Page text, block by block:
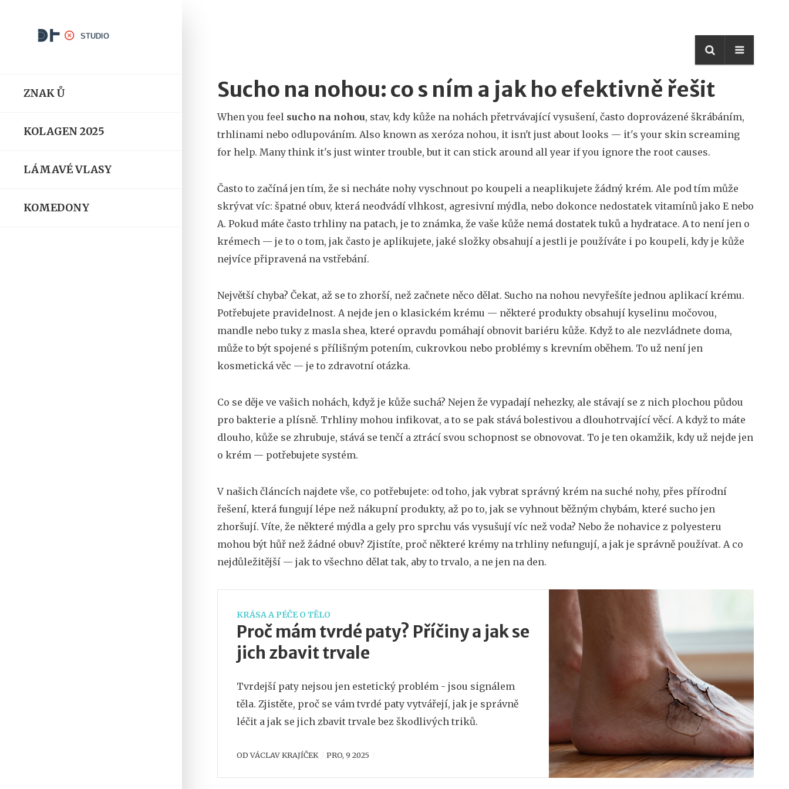
ZNAK Ů
KOLAGEN 2025
LÁMAVÉ VLASY
KOMEDONY
Sucho na nohou: co s ním a jak ho efektivně řešit
When you feel sucho na nohou, stav, kdy kůže na nohách přetrvávající vysušení, často doprovázené škrábáním,
trhlinami nebo odlupováním. Also known as xeróza nohou, it isn't just about looks — it's your skin screaming
for help. Many think it's just winter trouble, but it can stick around all year if you ignore the root causes.
Často to začíná jen tím, že si necháte nohy vyschnout po koupeli a neaplikujete žádný krém. Ale pod tím může
skrývat víc: špatné obuv, která neodvádí vlhkost, agresivní mýdla, nebo dokonce nedostatek vitamínů jako E nebo
A. Pokud máte často trhliny na patach, je to známka, že vaše kůže nemá dostatek tuků a hydratace. A to není jen o
krémech — je to o tom, jak často je aplikujete, jaké složky obsahují a jestli je používáte i po koupeli, kdy je kůže
nejvíce připravená na vstřebání.
Největší chyba? Čekat, až se to zhorší, než začnete něco dělat. Sucho na nohou nevyřešíte jednou aplikací krému.
Potřebujete pravidelnost. A nejde jen o klasickém krému — některé produkty obsahují kyselinu močovou,
mandle nebo tuky z masla shea, které opravdu pomáhají obnovit bariéru kůže. Když to ale nezvládnete doma,
může to být spojené s přílišným potením, cukrovkou nebo problémy s krevním oběhem. To už není jen
kosmetická věc — je to zdravotní otázka.
Co se děje ve vašich nohách, když je kůže suchá? Nejen že vypadají nehezky, ale stávají se z nich plochou půdou
pro bakterie a plísně. Trhliny mohou infikovat, a to se pak stává bolestivou a dlouhotrvající věcí. A když to máte
dlouho, kůže se zhrubuje, stává se tenčí a ztrácí svou schopnost se obnovovat. To je ten okamžik, kdy už nejde jen
o krém — potřebujete systém.
V našich článcích najdete vše, co potřebujete: od toho, jak vybrat správný krém na suché nohy, přes přírodní
řešení, která fungují lépe než nákupní produkty, až po to, jak se vyhnout běžným chybám, které sucho jen
zhoršují. Víte, že některé mýdla a gely pro sprchu vás vysušují víc než voda? Nebo že nohavice z polyesteru
mohou být hůř než žádné obuv? Zjistíte, proč některé krémy na trhliny nefungují, a jak je správně používat. A co
nejdůležitější — jak to všechno dělat tak, aby to trvalo, a ne jen na den.
KRÁSA A PÉČE O TĚLO
Proč mám tvrdé paty? Příčiny a jak se
jich zbavit trvale
Tvrdejší paty nejsou jen estetický problém - jsou signálem
těla. Zjistěte, proč se vám tvrdé paty vytvářejí, jak je správně
léčit a jak se jich zbavit trvale bez škodlivých triků.
ODVÁCLAV KRAJÍČEK PRO, 9 2025